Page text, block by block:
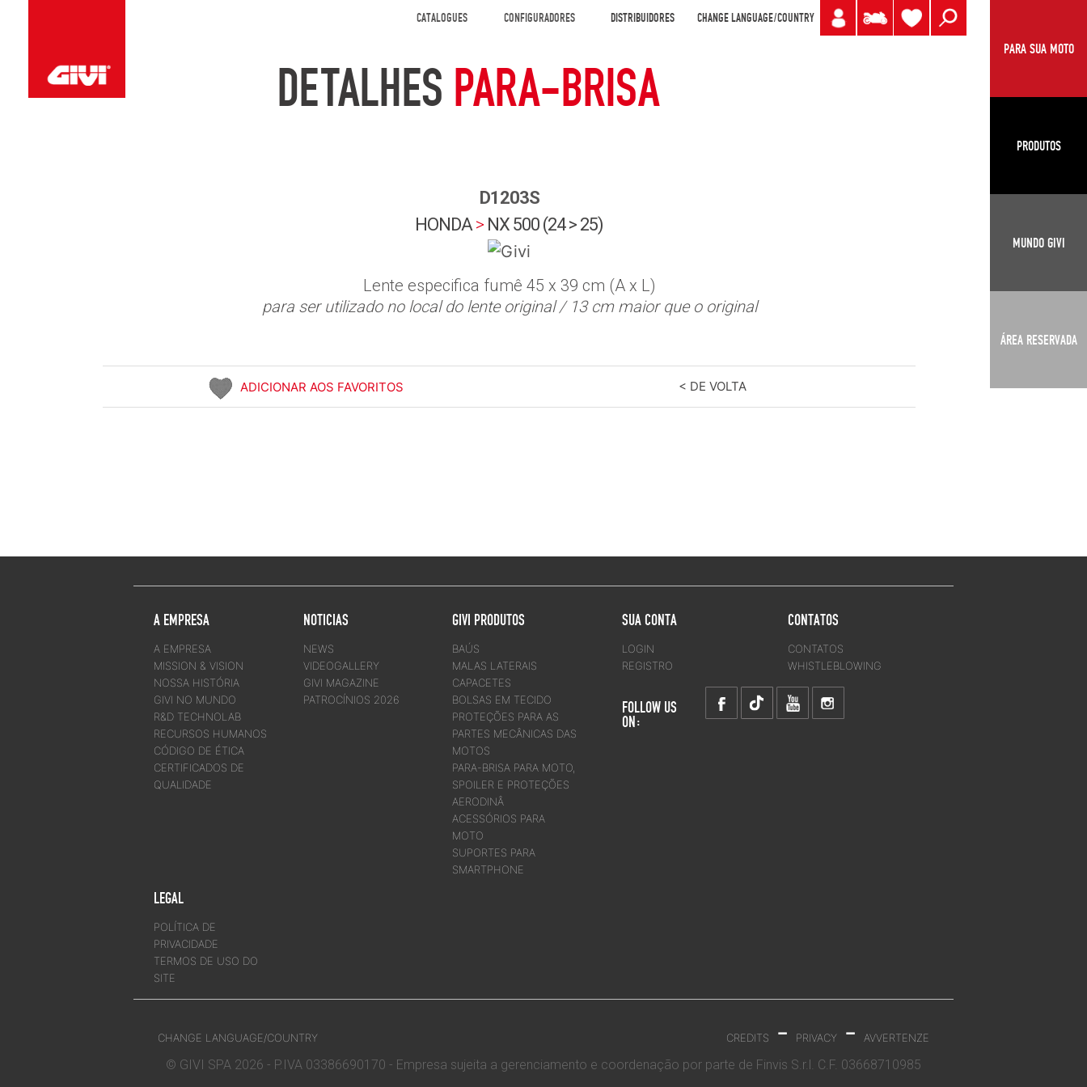
CATALOGUES CONFIGURADORES DISTRIBUIDORES CHANGE LANGUAGE/COUNTRY
PARA SUA MOTO
PRODUTOS
MUNDO GIVI
ÁREA RESERVADA
DETALHES PARA-BRISA
D1203S
HONDA> NX 500 (24 > 25)
Lente especifica fumê 45 x 39 cm (A x L)
para ser utilizado no local do lente original / 13 cm maior que o original
ADICIONAR AOS FAVORITOS < DE VOLTA
A EMPRESA
A EMPRESA
MISSION & VISION
NOSSA HISTÓRIA
GIVI NO MUNDO
R&D TECHNOLAB
RECURSOS HUMANOS
CÓDIGO DE ÉTICA
CERTIFICADOS DE
QUALIDADE
NOTICIAS
NEWS
VIDEOGALLERY
GIVI MAGAZINE
PATROCÍNIOS 2026
GIVI PRODUTOS
BAÚS
MALAS LATERAIS
CAPACETES
BOLSAS EM TECIDO
PROTEÇÕES PARA AS
PARTES MECÂNICAS DAS
MOTOS
PARA-BRISA PARA MOTO,
SPOILER E PROTEÇÕES
AERODINÂ
ACESSÓRIOS PARA
MOTO
SUPORTES PARA
SMARTPHONE
LEGAL
POLÍTICA DE
PRIVACIDADE
TERMOS DE USO DO
SITE
SUA CONTA
LOGIN
REGISTRO
CONTATOS
CONTATOS
WHISTLEBLOWING
FOLLOW US
ON:
CHANGE LANGUAGE/COUNTRY CREDITS - PRIVACY - AVVERTENZE
© GIVI SPA 2026 - P.IVA 03386690170 - Empresa sujeita a gerenciamento e coordenação por parte de Finvis S.r.l. C.F. 03668710985